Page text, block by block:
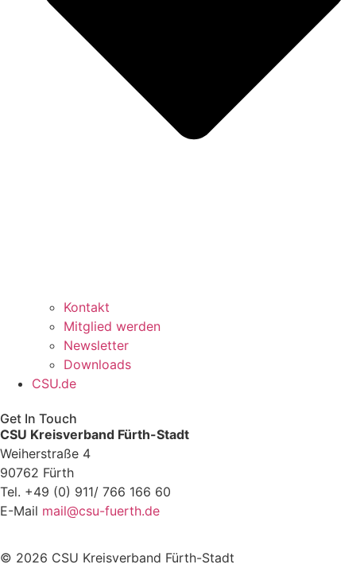
Kontakt
Mitglied werden
Newsletter
Downloads
CSU.de
Get In Touch
CSU Kreisverband Fürth-Stadt
Weiherstraße 4
90762 Fürth
Tel. +49 (0) 911/ 766 166 60
E-Mail mail@csu-fuerth.de
© 2026 CSU Kreisverband Fürth-Stadt